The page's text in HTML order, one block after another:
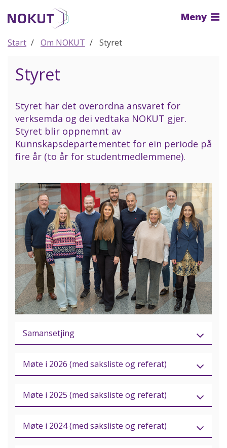
hovedinnhold
Meny
Start Om NOKUT Styret
Styret
Styret har det overordna ansvaret for
verksemda og dei vedtaka NOKUT gjer.
Styret blir oppnemnt av
Kunnskapsdepartementet for ein periode på
fire år (to år for studentmedlemmene).
Samansetjing
Møte i 2026 (med saksliste og referat)
Møte i 2025 (med saksliste og referat)
Møte i 2024 (med saksliste og referat)